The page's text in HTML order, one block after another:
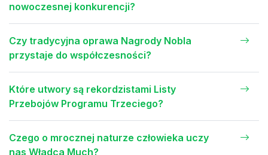
nowoczesnej konkurencji?
Czy tradycyjna oprawa Nagrody Nobla
przystaje do współczesności?
Które utwory są rekordzistami Listy
Przebojów Programu Trzeciego?
Czego o mrocznej naturze człowieka uczy
nas Władca Much?